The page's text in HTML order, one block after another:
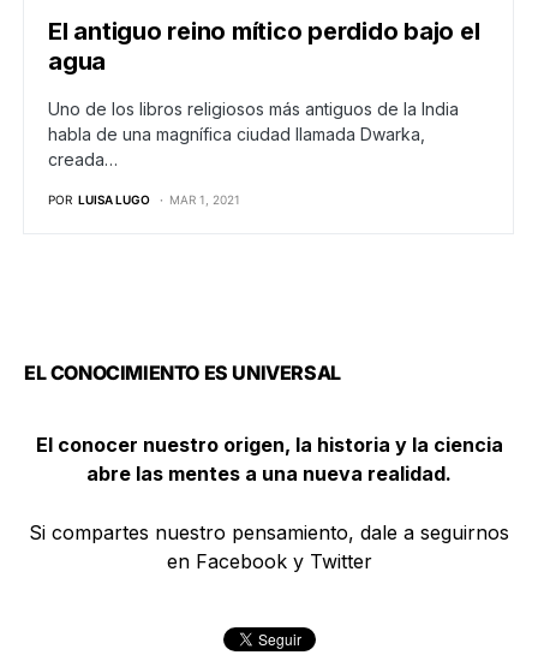
El antiguo reino mítico perdido bajo el
agua
Uno de los libros religiosos más antiguos de la India
habla de una magnífica ciudad llamada Dwarka,
creada…
POR LUISA LUGO MAR 1, 2021
EL CONOCIMIENTO ES UNIVERSAL
El conocer nuestro origen, la historia y la ciencia
abre las mentes a una nueva realidad.
Si compartes nuestro pensamiento, dale a seguirnos
en Facebook y Twitter